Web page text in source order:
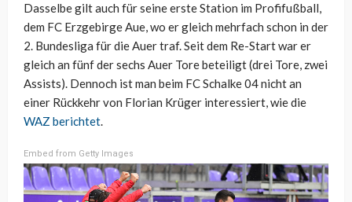
Dasselbe gilt auch für seine erste Station im Profifußball,
dem FC Erzgebirge Aue, wo er gleich mehrfach schon in der
2. Bundesliga für die Auer traf. Seit dem Re-Start war er
gleich an fünf der sechs Auer Tore beteiligt (drei Tore, zwei
Assists). Dennoch ist man beim FC Schalke 04 nicht an
einer Rückkehr von Florian Krüger interessiert, wie die
WAZ berichtet.
Embed from Getty Images